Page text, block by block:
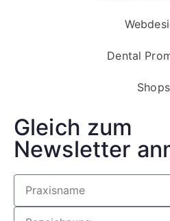
Gleich zum
Newsletter
Dental
Shops